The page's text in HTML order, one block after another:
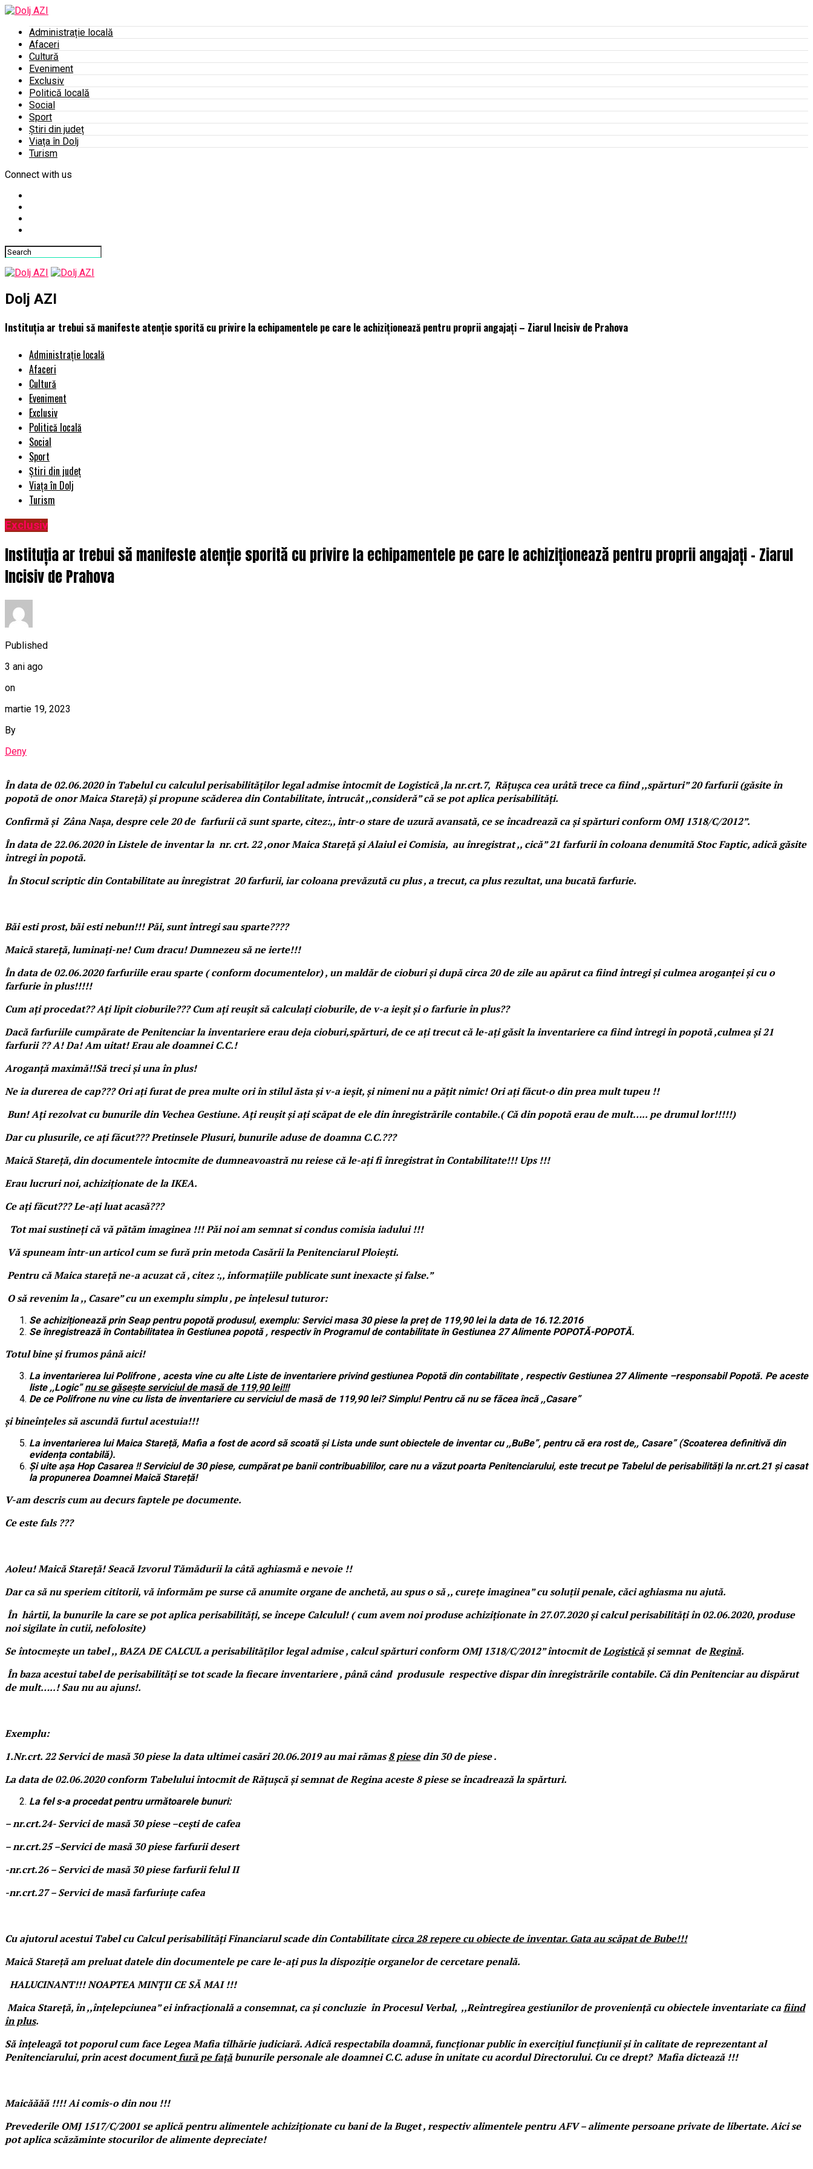
Administrație locală
Afaceri
Cultură
Eveniment
Exclusiv
Politică locală
Social
Sport
Știri din județ
Viața în Dolj
Turism
Connect with us
Dolj AZI
Instituția ar trebui să manifeste atenție sporită cu privire la echipamentele pe care le achiziționează pentru proprii angajați – Ziarul Incisiv de Prahova
Administrație locală
Afaceri
Cultură
Eveniment
Exclusiv
Politică locală
Social
Sport
Știri din județ
Viața în Dolj
Turism
Exclusiv
Instituția ar trebui să manifeste atenție sporită cu privire la echipamentele pe care le achiziționează pentru proprii angajați – Ziarul
Incisiv de Prahova
Published
3 ani ago
on
martie 19, 2023
By
Deny
În data de 02.06.2020 în Tabelul cu calculul perisabilităților legal admise întocmit de Logistică ,la nr.crt.7, Rățușca cea urâtă trece ca fiind ,,spărturi” 20 farfurii (găsite în
popotă de onor Maica Stareță) și propune scăderea din Contabilitate, întrucât ,,consideră” că se pot aplica perisabilități.
Confirmă și Zâna Nașa, despre cele 20 de farfurii că sunt sparte, citez:,, într-o stare de uzură avansată, ce se încadrează ca și spărturi conform OMJ 1318/C/2012”.
În data de 22.06.2020 în Listele de inventar la nr. crt. 22 ,onor Maica Stareță și Alaiul ei Comisia, au înregistrat ,, cică” 21 farfurii în coloana denumită Stoc Faptic, adică găsite
întregi în popotă.
În Stocul scriptic din Contabilitate au înregistrat 20 farfurii, iar coloana prevăzută cu plus , a trecut, ca plus rezultat, una bucată farfurie.
Băi esti prost, băi esti nebun!!! Păi, sunt întregi sau sparte????
Maică stareță, luminați-ne! Cum dracu! Dumnezeu să ne ierte!!!
În data de 02.06.2020 farfuriile erau sparte ( conform documentelor) , un maldăr de cioburi și după circa 20 de zile au apărut ca fiind întregi și culmea aroganței și cu o
farfurie în plus!!!!!
Cum ați procedat?? Ați lipit cioburile??? Cum ați reușit să calculați cioburile, de v-a ieșit și o farfurie în plus??
Dacă farfuriile cumpărate de Penitenciar la inventariere erau deja cioburi,spărturi, de ce ați trecut că le-ați găsit la inventariere ca fiind întregi în popotă ,culmea și 21
farfurii ?? A! Da! Am uitat! Erau ale doamnei C.C.!
Aroganță maximă!!Să treci și una în plus!
Ne ia durerea de cap??? Ori ați furat de prea multe ori în stilul ăsta și v-a ieșit, și nimeni nu a pățit nimic! Ori ați făcut-o din prea mult tupeu !!
Bun! Ați rezolvat cu bunurile din Vechea Gestiune. Ați reușit și ați scăpat de ele din înregistrările contabile.( Că din popotă erau de mult….. pe drumul lor!!!!!)
Dar cu plusurile, ce ați făcut??? Pretinsele Plusuri, bunurile aduse de doamna C.C.???
Maică Stareță, din documentele întocmite de dumneavoastră nu reiese că le-ați fi înregistrat în Contabilitate!!! Ups !!!
Erau lucruri noi, achiziționate de la IKEA.
Ce ați făcut??? Le-ați luat acasă???
Tot mai sustineți că vă pătăm imaginea !!! Păi noi am semnat si condus comisia iadului !!!
Vă spuneam într-un articol cum se fură prin metoda Casării la Penitenciarul Ploiești.
Pentru că Maica stareță ne-a acuzat că , citez :,, informațiilepublicate sunt inexacte și false.”
O să revenim la ,, Casare” cu un exemplu simplu , pe înțelesul tuturor:
Se achiziționează prin Seap pentru popotă produsul, exemplu: Servici masa 30 piese la preț de 119,90 lei la data de 16.12.2016
Se înregistrează în Contabilitatea în Gestiunea popotă , respectiv în Programul de contabilitate în Gestiunea 27 Alimente POPOTĂ-POPOTĂ.
Totul bine și frumos până aici!
La inventarierea lui Polifrone , acesta vine cu alte Liste de inventariere privind gestiunea Popotă din contabilitate , respectiv Gestiunea 27 Alimente –responsabil Popotă. Pe aceste
liste ,,Logic”nu se găsește serviciul de masă de 119,90 lei!!!
De ce Polifrone nu vine cu lista de inventariere cu serviciul de masă de 119,90 lei? Simplu! Pentru că nu se făcea încă ,,Casare”
și bineînțeles să ascundă furtul acestuia!!!
La inventarierea lui Maica Stareță, Mafia a fost de acord să scoată și Lista unde sunt obiectele de inventar cu ,,BuBe”, pentru că era rost de,, Casare” (Scoaterea definitivă din
evidența contabilă).
Și uite așa Hop Casarea !! Serviciul de 30 piese, cumpărat pe banii contribuabililor, care nu a văzut poarta Penitenciarului, este trecut pe Tabelul de perisabilități la nr.crt.21 și casat
la propunerea Doamnei Maică Stareță!
V-am descris cum au decurs faptele pe documente.
Ce este fals ???
Aoleu! Maică Stareță! Seacă Izvorul Tămădurii la câtă aghiasmă e nevoie !!
Dar ca să nu speriem cititorii, vă informăm pe surse că anumite organe de anchetă, au spus o să ,, curețe imaginea” cu soluții penale, căci aghiasma nu ajută.
În hârtii, la bunurile la care se pot aplica perisabilități, se începe Calculul! ( cum avem noi produse achiziționate în 27.07.2020 și calcul perisabilități în 02.06.2020, produse
noi sigilate în cutii, nefolosite)
Se întocmește un tabel ,, BAZA DE CALCUL a perisabilităților legal admise , calcul spărturi conform OMJ 1318/C/2012” întocmit deLogisticăși semnat deRegină.
În baza acestui tabel de perisabilități se tot scade la fiecare inventariere , până când produsule respective dispar din înregistrările contabile. Că din Penitenciar au dispărut
de mult…..! Sau nu au ajuns!.
Exemplu:
1.Nr.crt. 22 Servici de masă 30 piese la data ultimei casări 20.06.2019 au mai rămas8 piesedin 30 de piese .
La data de 02.06.2020 conform Tabelului întocmit de Rățușcă și semnat de Regina aceste 8 piese se încadrează la spărturi.
La fel s-a procedat pentru următoarele bunuri:
– nr.crt.24- Servici de masă 30 piese –cești de cafea
– nr.crt.25 –Servici de masă 30 piese farfurii desert
-nr.crt.26 – Servici de masă 30 piese farfurii felul II
-nr.crt.27 – Servici de masă farfuriuțe cafea
Cu ajutorul acestui Tabel cu Calcul perisabilități Financiarul scade din Contabilitatecirca 28 repere cu obiecte de inventar. Gata au scăpat de Bube!!!
Maică Stareță am preluat datele din documentele pe care le-ați pus la dispoziție organelor de cercetare penală.
HALUCINANT!!! NOAPTEA MINȚII CE SĂ MAI !!!
Maica Stareță, în ,,înțelepciunea” ei infracțională a consemnat, ca și concluzie în Procesul Verbal, ,,Reîntregirea gestiunilor de proveniență cu obiectele inventariate cafiind
în plus.
Să înțeleagă tot poporul cum face Legea Mafia tîlhărie judiciară. Adică respectabila doamnă, funcționar public în exercițiul funcțiunii și în calitate de reprezentant al
Penitenciarului, prin acest documentfură pe fațăbunurile personale ale doamnei C.C. aduse în unitate cu acordul Directorului. Cu ce drept? Mafia dictează !!!
Maicăăăă !!!! Ai comis-o din nou !!!
Prevederile OMJ 1517/C/2001 se aplică pentru alimentele achiziționate cu bani de la Buget , respectiv alimentele pentru AFV – alimente persoane private de libertate. Aici se
pot aplica scăzăminte stocurilor de alimente depreciate!